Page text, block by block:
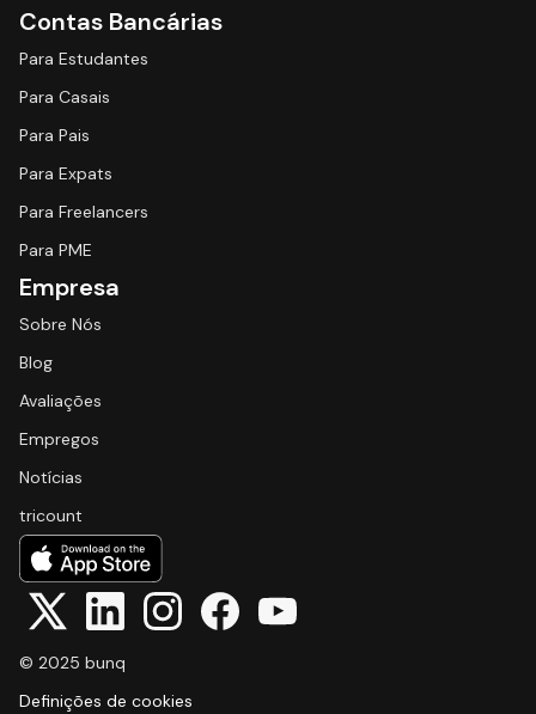
Contas Bancárias
Para Estudantes
Para Casais
Para Pais
Para Expats
Para Freelancers
Para PME
Empresa
Sobre Nós
Blog
Avaliações
Empregos
Notícias
tricount
© 2025 bunq
Definições de cookies